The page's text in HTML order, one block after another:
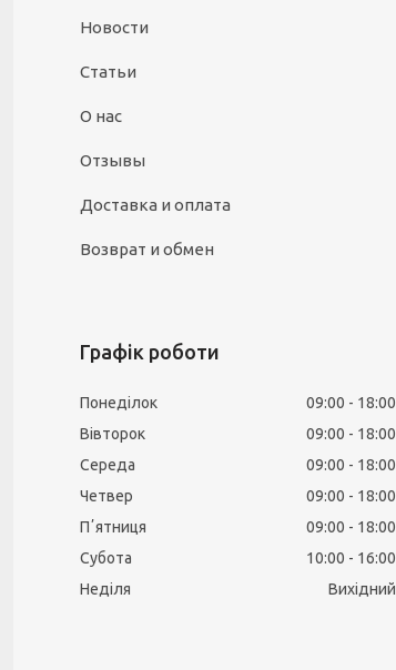
Новости
Статьи
О нас
Отзывы
Доставка и оплата
Возврат и обмен
Графік роботи
Понеділок 09:00
18:00
Вівторок
09:00
18:00
Середа
09:00
18:00
Четвер
09:00
18:00
Пʼятниця
09:00
18:00
Субота
10:00
16:00
Неділя
Вихідний